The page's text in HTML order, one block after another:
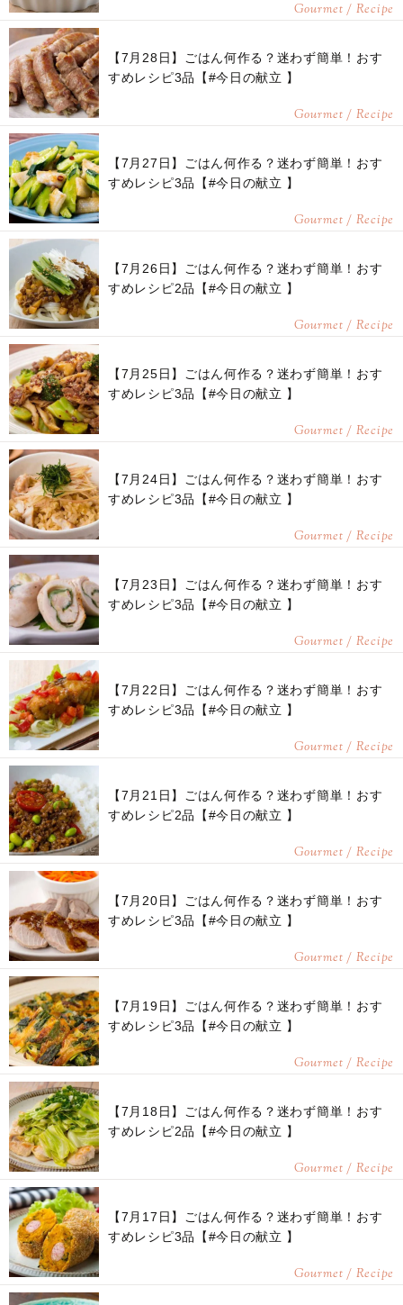
Gourmet / Recipe
【7月28日】ごはん何作る？迷わず簡単！おす
すめレシピ3品【#今日の献立 】
Gourmet / Recipe
【7月27日】ごはん何作る？迷わず簡単！おす
すめレシピ3品【#今日の献立 】
Gourmet / Recipe
【7月26日】ごはん何作る？迷わず簡単！おす
すめレシピ2品【#今日の献立 】
Gourmet / Recipe
【7月25日】ごはん何作る？迷わず簡単！おす
すめレシピ3品【#今日の献立 】
Gourmet / Recipe
【7月24日】ごはん何作る？迷わず簡単！おす
すめレシピ3品【#今日の献立 】
Gourmet / Recipe
【7月23日】ごはん何作る？迷わず簡単！おす
すめレシピ3品【#今日の献立 】
Gourmet / Recipe
【7月22日】ごはん何作る？迷わず簡単！おす
すめレシピ3品【#今日の献立 】
Gourmet / Recipe
【7月21日】ごはん何作る？迷わず簡単！おす
すめレシピ2品【#今日の献立 】
Gourmet / Recipe
【7月20日】ごはん何作る？迷わず簡単！おす
すめレシピ3品【#今日の献立 】
Gourmet / Recipe
【7月19日】ごはん何作る？迷わず簡単！おす
すめレシピ3品【#今日の献立 】
Gourmet / Recipe
【7月18日】ごはん何作る？迷わず簡単！おす
すめレシピ2品【#今日の献立 】
Gourmet / Recipe
【7月17日】ごはん何作る？迷わず簡単！おす
すめレシピ3品【#今日の献立 】
Gourmet / Recipe